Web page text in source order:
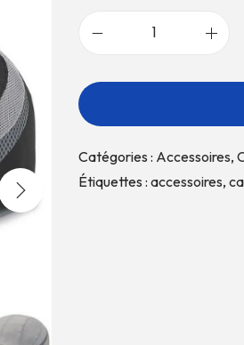
Catégories : Accessoires,
Étiquettes : accessoires,